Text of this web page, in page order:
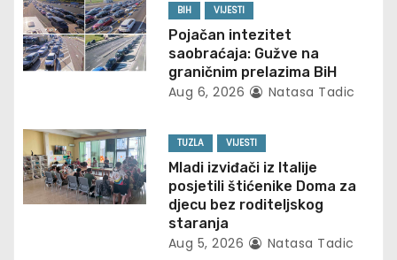
v
i
a
t
i
BIH VIJESTI
Pojačan intezitet
saobraćaja: Gužve na
graničnim prelazima BiH
Aug 6, 2026 Natasa Tadic
TUZLA VIJESTI
Mladi izviđači iz Italije
posjetili štićenike Doma za
djecu bez roditeljskog
staranja
Aug 5, 2026 Natasa Tadic